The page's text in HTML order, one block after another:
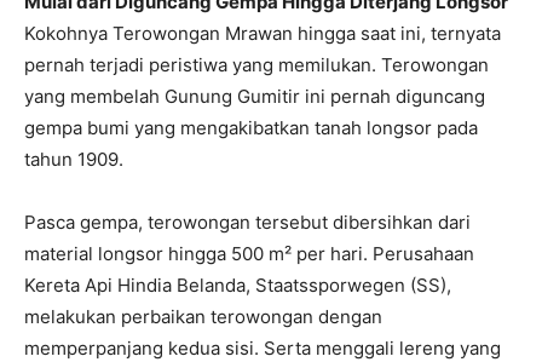
Kokohnya Terowongan Mrawan hingga saat ini, ternyata
pernah terjadi peristiwa yang memilukan. Terowongan
yang membelah Gunung Gumitir ini pernah diguncang
gempa bumi yang mengakibatkan tanah longsor pada
tahun 1909.
Pasca gempa, terowongan tersebut dibersihkan dari
material longsor hingga 500 m² per hari. Perusahaan
Kereta Api Hindia Belanda, Staatssporwegen (SS),
melakukan perbaikan terowongan dengan
memperpanjang kedua sisi. Serta menggali lereng yang